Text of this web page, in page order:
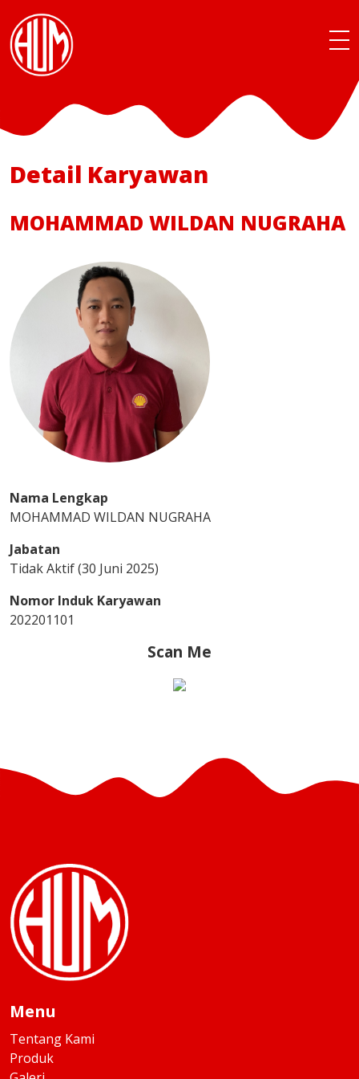
Detail Karyawan
MOHAMMAD WILDAN NUGRAHA
Nama Lengkap
MOHAMMAD WILDAN NUGRAHA
Jabatan
Tidak Aktif (30 Juni 2025)
Nomor Induk Karyawan
202201101
Scan Me
Menu
Tentang Kami
Produk